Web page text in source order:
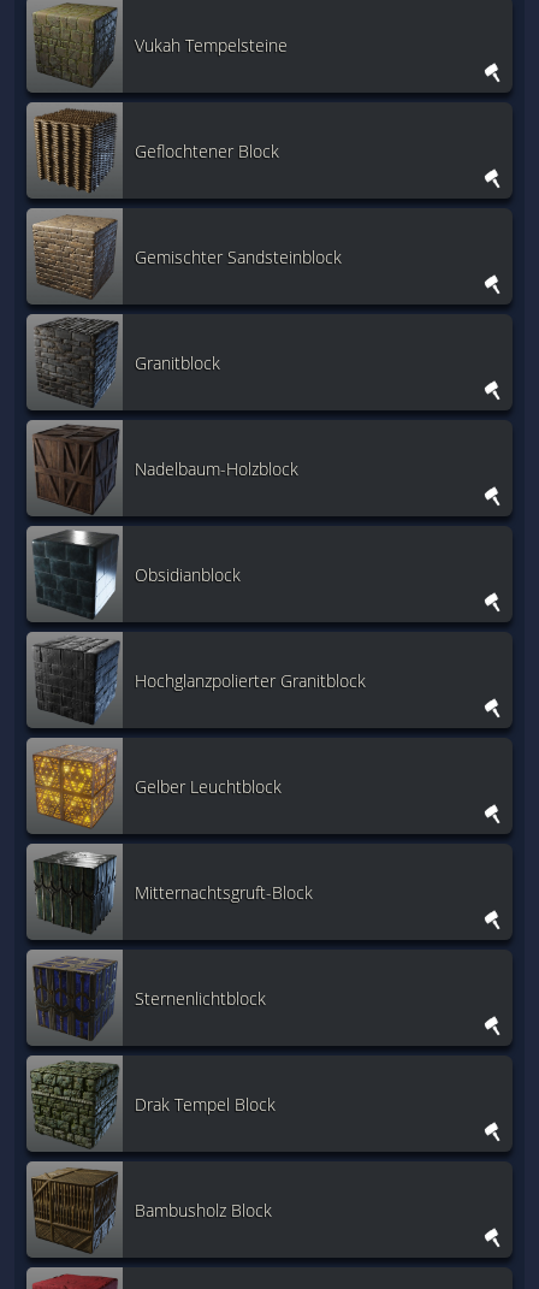
Vukah Tempelsteine
Geflochtener Block
Gemischter Sandsteinblock
Granitblock
Nadelbaum-Holzblock
Obsidianblock
Hochglanzpolierter Granitblock
Gelber Leuchtblock
Mitternachtsgruft-Block
Sternenlichtblock
Drak Tempel Block
Bambusholz Block